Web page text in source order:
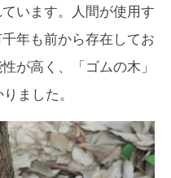
います。人間が使用す
年も前から存在してお
が高く、「ゴムの木」
ました。